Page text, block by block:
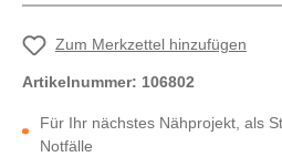
Zum Merkzettel hinzufügen
Artikelnummer: 106802
Für Ihr nächstes Nähprojekt, als
Notfälle